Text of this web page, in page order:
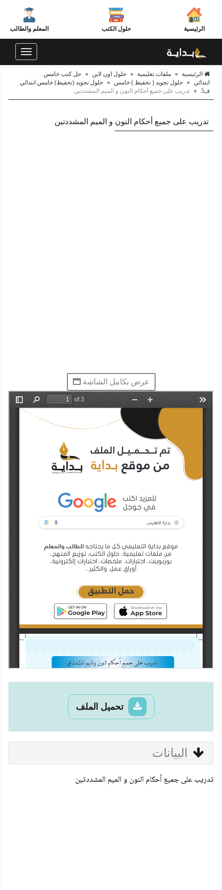
الرئيسية حلول الكتب المعلم والطالب
Toggle
الرئيسية » ملفات تعليمية » حلول اون لاين » حل كتب خامس
ابتدائي » حلول تجويد ( تحفيظ ) خامس » حلول تجويد (تحفيظ) خامس ابتدائي
ف3
» تدريب على جميع أحكام النون و الميم المشددتين
تدريب على جميع أحكام النون و الميم المشددتين
عرض بكامل الشاشة
تحميل الملف
البيانات
تدريب على جميع أحكام النون و الميم المشددتين